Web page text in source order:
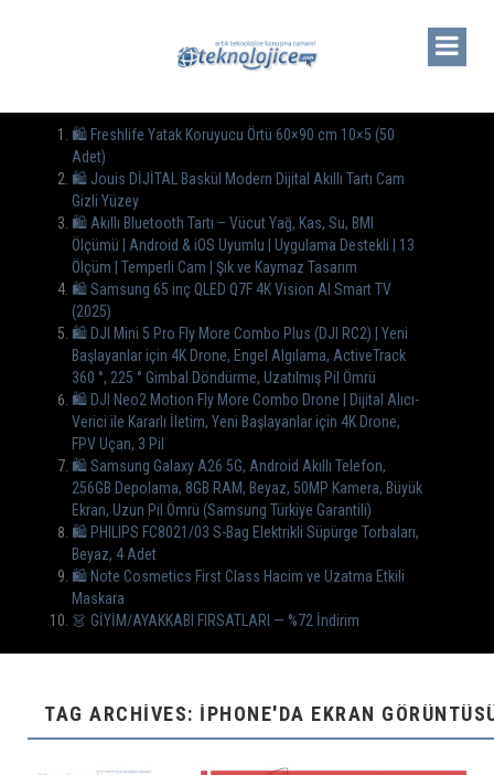
🛍️ Freshlife Yatak Koruyucu Örtü 60×90 cm 10×5 (50
Adet)
🛍️ Jouis DİJİTAL Baskül Modern Dijital Akıllı Tartı Cam
Gizli Yüzey
🛍️ Akıllı Bluetooth Tartı – Vücut Yağ, Kas, Su, BMI
Ölçümü | Android & iOS Uyumlu | Uygulama Destekli | 13
Ölçüm | Temperli Cam | Şık ve Kaymaz Tasarım
🛍️ Samsung 65 inç QLED Q7F 4K Vision AI Smart TV
(2025)
🛍 DJI Mini 5 Pro Fly More Combo Plus (DJI RC2) | Yeni
Başlayanlar için 4K Drone, Engel Algılama, ActiveTrack
360 °, 225 ° Gimbal Döndürme, Uzatılmış Pil Ömrü
🛍 DJI Neo2 Motion Fly More Combo Drone | Dijital Alıcı-
Verici ile Kararlı İletim, Yeni Başlayanlar için 4K Drone,
FPV Uçan, 3 Pil
🛍 Samsung Galaxy A26 5G, Android Akıllı Telefon,
256GB Depolama, 8GB RAM, Beyaz, 50MP Kamera, Büyük
Ekran, Uzun Pil Ömrü (Samsung Türkiye Garantili)
🛍 PHILIPS FC8021/03 S-Bag Elektrikli Süpürge Torbaları,
Beyaz, 4 Adet
🛍️ Note Cosmetics First Class Hacim ve Uzatma Etkili
Maskara
👗 GİYİM/AYAKKABI FIRSATLARI — %72 İndirim
TAG ARCHIVES: IPHONE'DA EKRAN